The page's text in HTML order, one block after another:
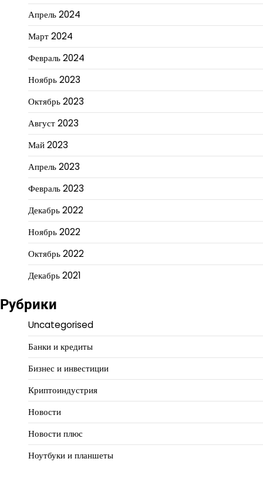
Апрель 2024
Март 2024
Февраль 2024
Ноябрь 2023
Октябрь 2023
Август 2023
Май 2023
Апрель 2023
Февраль 2023
Декабрь 2022
Ноябрь 2022
Октябрь 2022
Декабрь 2021
Рубрики
Uncategorised
Банки и кредиты
Бизнес и инвестиции
Криптоиндустрия
Новости
Новости плюс
Ноутбуки и планшеты